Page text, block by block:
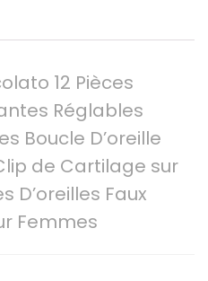
12 Pièces
Réglables
Boucle D’oreille
de Cartilage sur
D’oreilles Faux
Femmes